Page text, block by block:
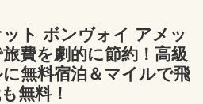
初年度の年会費無料も魅力。ステータ
を兼ね備えたビジネスカードで、あな
スをワンランクアップさせませんか？
ト ボンヴォイ アメッ
費を劇的に節約！高級
無料宿泊＆マイルで飛
無料！